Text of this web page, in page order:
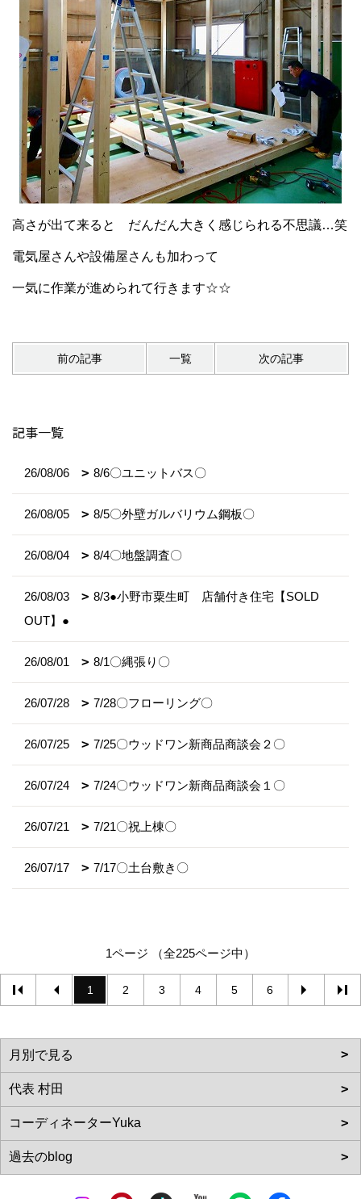
高さが出て来ると だんだん大きく感じられる不思議…笑
電気屋さんや設備屋さんも加わって
一気に作業が進められて行きます☆☆
前の記事 一覧 次の記事
記事一覧
26/08/06 8/6〇ユニットバス〇
26/08/05 8/5〇外壁ガルバリウム鋼板〇
26/08/04 8/4〇地盤調査〇
26/08/03
8/3●小野市粟生町 店舗付き住宅【SOLD
OUT】●
26/08/01 8/1〇縄張り〇
26/07/28 7/28〇フローリング〇
26/07/25 7/25〇ウッドワン新商品商談会２〇
26/07/24 7/24〇ウッドワン新商品商談会１〇
26/07/21 7/21〇祝上棟〇
26/07/17 7/17〇土台敷き〇
1ページ （全225ページ中）
1 2 3 4 5 6